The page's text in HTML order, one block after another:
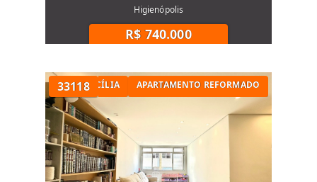
Higienópolis
R$ 740.000
33118
NA SANTA CECÍLIA APARTAMENTO REFORMADO